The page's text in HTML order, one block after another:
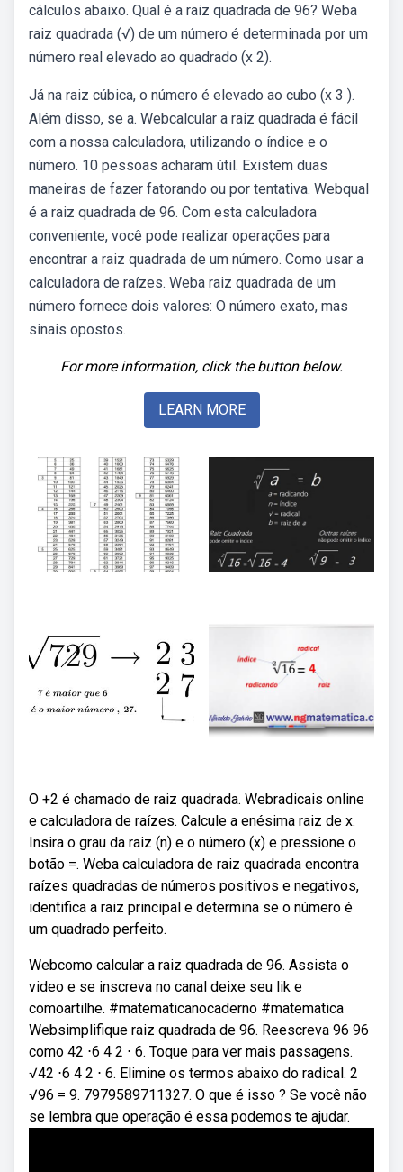
cálculos abaixo. Qual é a raiz quadrada de 96? Weba
raiz quadrada (√) de um número é determinada por um
número real elevado ao quadrado (x 2).
Já na raiz cúbica, o número é elevado ao cubo (x 3 ).
Além disso, se a. Webcalcular a raiz quadrada é fácil
com a nossa calculadora, utilizando o índice e o
número. 10 pessoas acharam útil. Existem duas
maneiras de fazer fatorando ou por tentativa. Webqual
é a raiz quadrada de 96. Com esta calculadora
conveniente, você pode realizar operações para
encontrar a raiz quadrada de um número. Como usar a
calculadora de raízes. Weba raiz quadrada de um
número fornece dois valores: O número exato, mas
sinais opostos.
For more information, click the button below.
LEARN MORE
O +2 é chamado de raiz quadrada. Webradicais online
e calculadora de raízes. Calcule a enésima raiz de x.
Insira o grau da raiz (n) e o número (x) e pressione o
botão =. Weba calculadora de raiz quadrada encontra
raízes quadradas de números positivos e negativos,
identifica a raiz principal e determina se o número é
um quadrado perfeito.
Webcomo calcular a raiz quadrada de 96. Assista o
video e se inscreva no canal deixe seu lik e
comoartilhe. #matematicanocaderno #matematica
Websimplifique raiz quadrada de 96. Reescreva 96 96
como 42 ⋅6 4 2 ⋅ 6. Toque para ver mais passagens.
√42 ⋅6 4 2 ⋅ 6. Elimine os termos abaixo do radical. 2
√96 = 9. 7979589711327. O que é isso ? Se você não
se lembra que operação é essa podemos te ajudar.